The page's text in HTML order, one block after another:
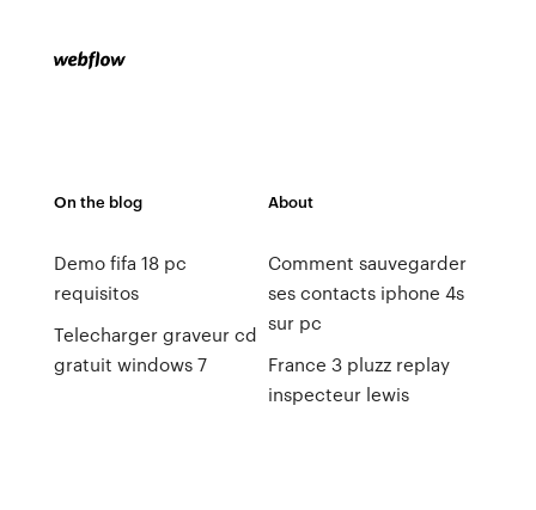
On the blog
Demo fifa 18 pc
requisitos
Telecharger graveur cd
gratuit windows 7
About
Comment sauvegarder
ses contacts iphone 4s
sur pc
France 3 pluzz replay
inspecteur lewis